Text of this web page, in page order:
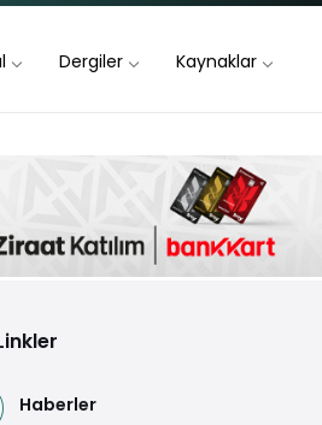
Dergiler Kaynaklar
Haberler